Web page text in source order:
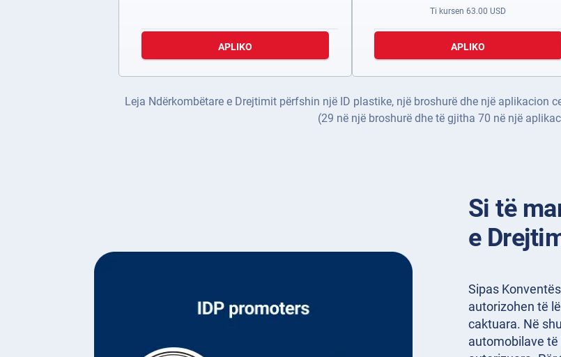
APLIKO
Ti kursen63.00 USD
APLIKO
Leja Ndërkombëtare e Drejtimit përfshin një ID plastike, një broshurë dhe një aplikacion
(29 në një broshurë dhe të gjitha 70 në një
Si të
e
Sipas
autorizohen të
caktuara. Në
automobilave